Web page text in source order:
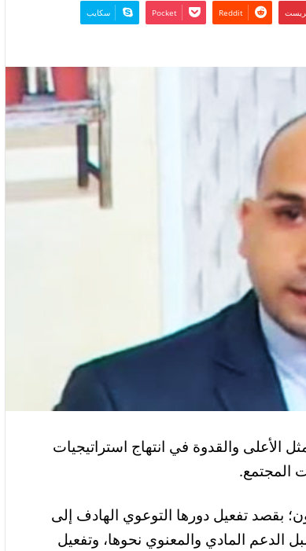
‫Pocket سكايب
والقدوة في انتهاج استراتيجيات
المجتمع.
بقصد تفعيل دورها التوعوي الهادف إلى
الدعم المادي والمعنوي نحوها، وتفعيل